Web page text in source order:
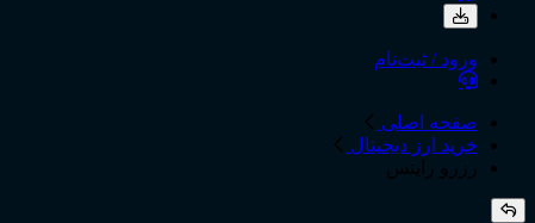
ورود / ثبت‌نام
صفحه اصلی
خرید ارز دیجیتال
رزرو رایتس